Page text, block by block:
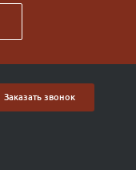
Заказать звонок